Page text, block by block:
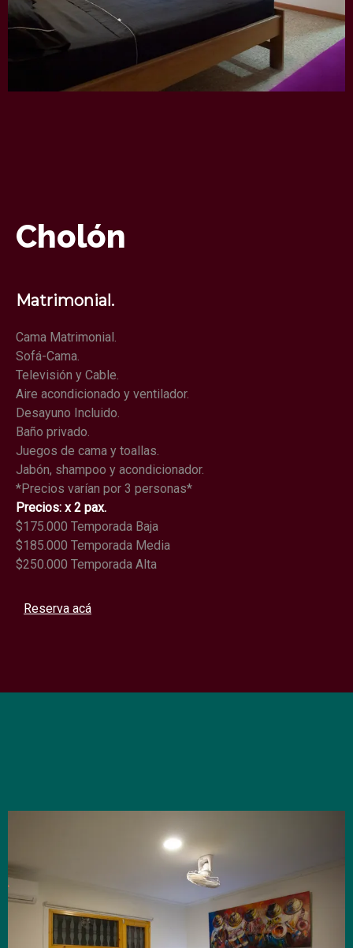
Cholón
Matrimonial.
Cama Matrimonial.
Sofá-Cama.
Televisión y Cable.
Aire acondicionado y ventilador.
Desayuno Incluido.
Baño privado.
Juegos de cama y toallas.
Jabón, shampoo y acondicionador.
*Precios varían por 3 personas*
Precios: x 2 pax.
$175.000 Temporada Baja
$185.000 Temporada Media
$250.000 Temporada Alta
Reserva acá